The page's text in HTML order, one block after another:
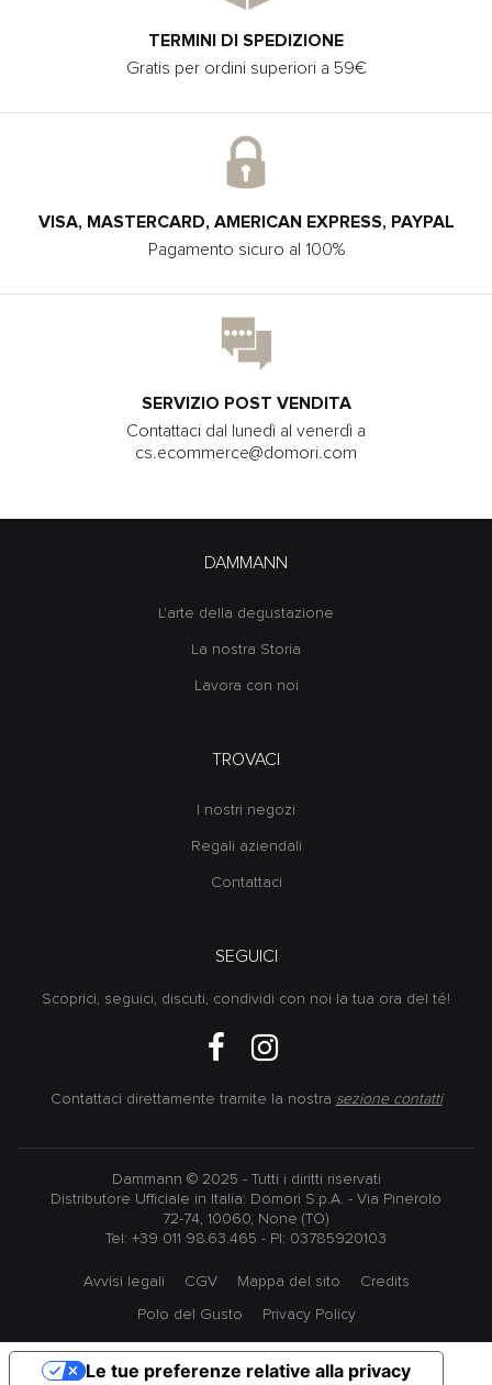
TERMINI DI SPEDIZIONE
Gratis per ordini superiori a 59€
VISA, MASTERCARD, AMERICAN EXPRESS, PAYPAL
Pagamento sicuro al 100%
SERVIZIO POST VENDITA
Contattaci dal lunedì al venerdì a
cs.ecommerce@domori.com
DAMMANN
L'arte della degustazione
La nostra Storia
Lavora con noi
TROVACI
I nostri negozi
Regali aziendali
Contattaci
SEGUICI
Scoprici, seguici, discuti, condividi con noi la tua ora del té!
Contattaci direttamente tramite la nostra sezione contatti
Dammann © 2025 - Tutti i diritti riservati
Distributore Ufficiale in Italia: Domori S.p.A. - Via Pinerolo
72-74, 10060, None (TO)
Tel: +39 011 98.63.465 - PI: 03785920103
Avvisi legali CGV Mappa del sito Credits
Polo del Gusto Privacy Policy
Le tue preferenze relative alla privacy